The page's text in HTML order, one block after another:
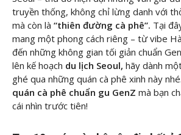
truyền thống, không chỉ lừng danh với
mà còn là “thiên đường cà phê”. Tại
mang một phong cách riêng – từ vibe
đến những không gian tối giản chuẩn
lên kế hoạch du lịch Seoul, hãy dành
ghé qua những quán cà phê xinh này
quán cà phê chuẩn gu GenZ mà bạn
cái nhìn trước tiên!